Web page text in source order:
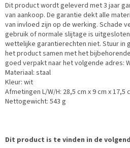
Dit product wordt geleverd met 3 jaar
van aankoop. De garantie dekt alle
van invloed zijn op de werking. Schade
gebruik of normale slijtage is
wettelijke garantierechten niet. Stuur in
het product samen met het
goed verpakt naar het volgende adres:
Materiaal: staal
Kleur: wit
Afmetingen L/W/H: 28,5 cm x 9 cm x 17,5
Nettogewicht: 543 g
Dit product is te vinden in de